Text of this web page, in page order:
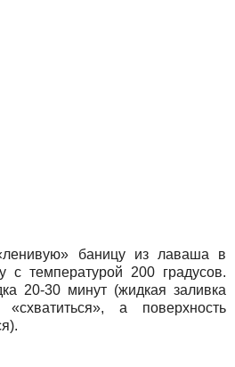
баницу из лаваша в
с температурой 200 градусов.
20-30 минут (жидкая заливка
а поверхность